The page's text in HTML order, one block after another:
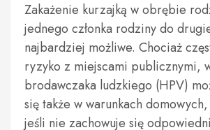
Zakażenie kurzajką w obrębie
jednego członka rodziny do
najbardziej możliwe. Chociaż
ryzyko z miejscami publicznymi,
brodawczaka ludzkiego (HPV)
się także w warunkach domowych,
jeśli nie zachowuje się